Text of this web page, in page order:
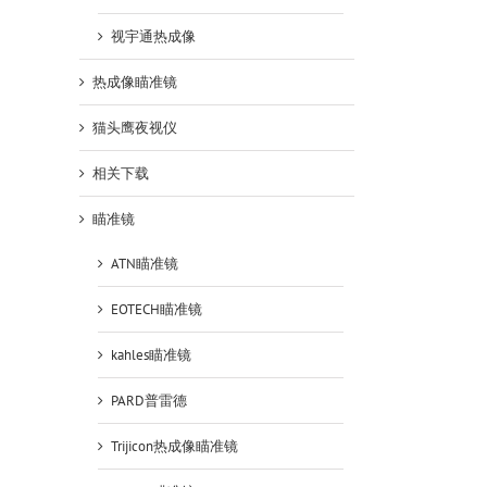
视宇通热成像
热成像瞄准镜
猫头鹰夜视仪
相关下载
瞄准镜
ATN瞄准镜
EOTECH瞄准镜
kahles瞄准镜
PARD普雷德
Trijicon热成像瞄准镜